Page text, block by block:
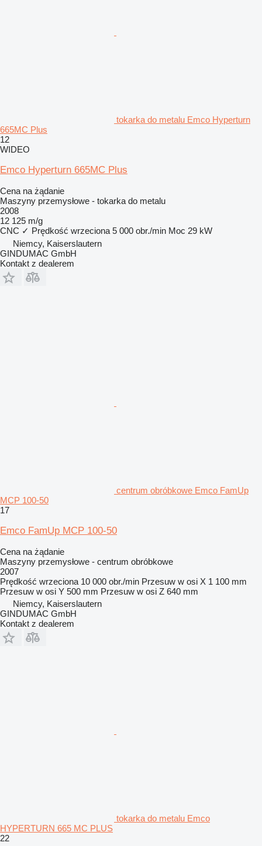
tokarka do metalu Emco Hyperturn
665MC Plus
12
WIDEO
Emco Hyperturn 665MC Plus
Cena na żądanie
Maszyny przemysłowe - tokarka do metalu
2008
12 125 m/g
CNC ✓ Prędkość wrzeciona 5 000 obr./min Moc 29 kW
Niemcy, Kaiserslautern
GINDUMAC GmbH
Kontakt z dealerem
centrum obróbkowe Emco FamUp
MCP 100-50
17
Emco FamUp MCP 100-50
Cena na żądanie
Maszyny przemysłowe - centrum obróbkowe
2007
Prędkość wrzeciona 10 000 obr./min Przesuw w osi X 1 100 mm
Przesuw w osi Y 500 mm Przesuw w osi Z 640 mm
Niemcy, Kaiserslautern
GINDUMAC GmbH
Kontakt z dealerem
tokarka do metalu Emco
HYPERTURN 665 MC PLUS
22